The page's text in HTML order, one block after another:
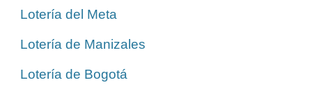
Lotería del Meta
Lotería de Manizales
Lotería de Bogotá